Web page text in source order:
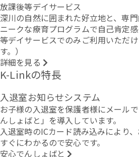
放課後等デイサービス
深川の自然に囲まれた好立地と、専
ニークな療育プログラムで自己肯定
等デイサービスでのみご利用いただ
す。）
詳細を見る
K-Linkの特長
入退室お知らせシステム
お子様の入退室を保護者様にメール
んしょばと」を導入しています。
入退室時のICカード読み込みにより
すぐにわかるので安心です。
安心でんしょばと